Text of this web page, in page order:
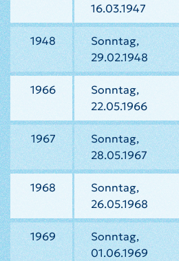
16.03.1947
1948
Sonntag,
29.02.1948
1966
Sonntag,
22.05.1966
1967
Sonntag,
28.05.1967
1968
Sonntag,
26.05.1968
1969
Sonntag,
01.06.1969